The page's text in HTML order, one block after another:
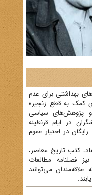
بهداشتی برای عدم
کووید 19 و برای کمک به قطع زنجیره
پژوهش‌های سیاسی
در ایام قرنطینه
در اختیار عموم
کتب تاریخ معاصر،
فصلنامه مطالعات
می‌توانند